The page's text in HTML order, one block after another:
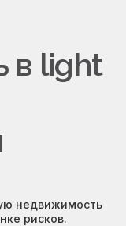
в light
недвижимость
рисков.